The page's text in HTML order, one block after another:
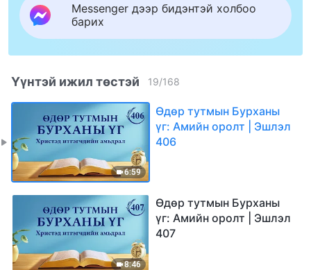
Messenger дээр бидэнтэй холбоо
барих
Үүнтэй ижил төстэй 19/168
6:59
Өдөр тутмын Бурханы
үг: Амийн оролт | Эшлэл
406
8:46
Өдөр тутмын Бурханы
үг: Амийн оролт | Эшлэл
407